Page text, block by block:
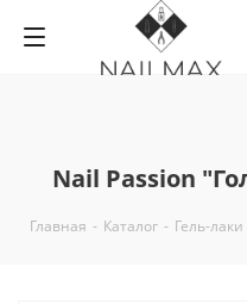
Nail Passion
Главная - Каталог - Гель-лаки